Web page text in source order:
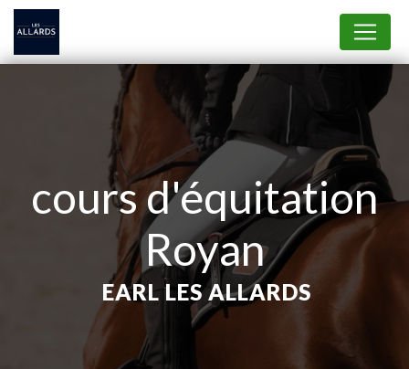
cours d'équitation
Royan
EARL LES ALLARDS
Panneau de gestion des cookies